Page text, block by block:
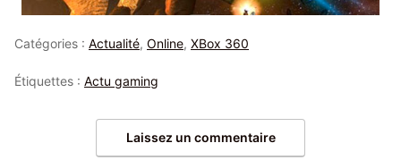
Catégories : Actualité, Online, XBox 360
Étiquettes : Actu gaming
Laissez un commentaire